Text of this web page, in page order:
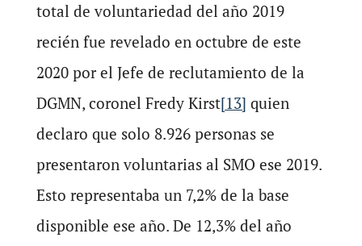
total de voluntariedad del año 2019
recién fue revelado en octubre de este
2020 por el Jefe de reclutamiento de la
DGMN, coronel Fredy Kirst[13] quien
declaro que solo 8.926 personas se
presentaron voluntarias al SMO ese 2019.
Esto representaba un 7,2% de la base
disponible ese año. De 12,3% del año